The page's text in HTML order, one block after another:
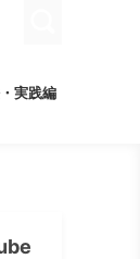
実践編